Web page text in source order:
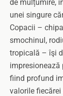
de mulțumire,
unei singure
Copacii –
smochinul,
tropicală – îşi
impresionează
fiind profund
valorile